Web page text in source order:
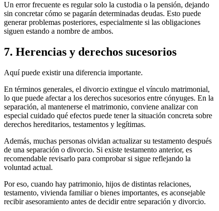
Un error frecuente es regular solo la custodia o la pensión, dejando
sin concretar cómo se pagarán determinadas deudas. Esto puede
generar problemas posteriores, especialmente si las obligaciones
siguen estando a nombre de ambos.
7. Herencias y derechos sucesorios
Aquí puede existir una diferencia importante.
En términos generales, el divorcio extingue el vínculo matrimonial,
lo que puede afectar a los derechos sucesorios entre cónyuges. En la
separación, al mantenerse el matrimonio, conviene analizar con
especial cuidado qué efectos puede tener la situación concreta sobre
derechos hereditarios, testamentos y legítimas.
Además, muchas personas olvidan actualizar su testamento después
de una separación o divorcio. Si existe testamento anterior, es
recomendable revisarlo para comprobar si sigue reflejando la
voluntad actual.
Por eso, cuando hay patrimonio, hijos de distintas relaciones,
testamento, vivienda familiar o bienes importantes, es aconsejable
recibir asesoramiento antes de decidir entre separación y divorcio.